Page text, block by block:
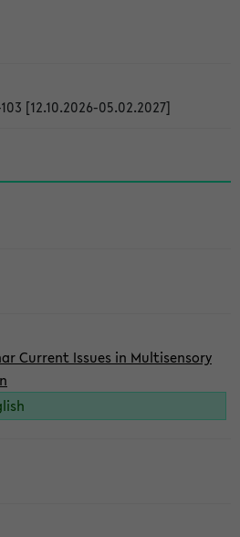
[12.10.2026-05.02.2027]
Current Issues in Multisensory